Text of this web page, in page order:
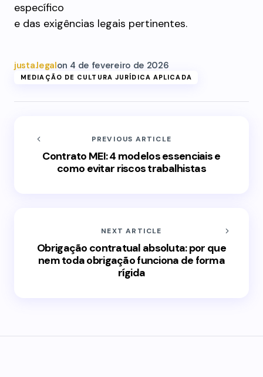
específico
e das exigências legais pertinentes.
justa.legalon 4 de fevereiro de 2026
MEDIAÇÃO DE CULTURA JURÍDICA APLICADA
PREVIOUS ARTICLE
Contrato MEI: 4 modelos essenciais e
como evitar riscos trabalhistas
NEXT ARTICLE
Obrigação contratual absoluta: por que
nem toda obrigação funciona de forma
rígida